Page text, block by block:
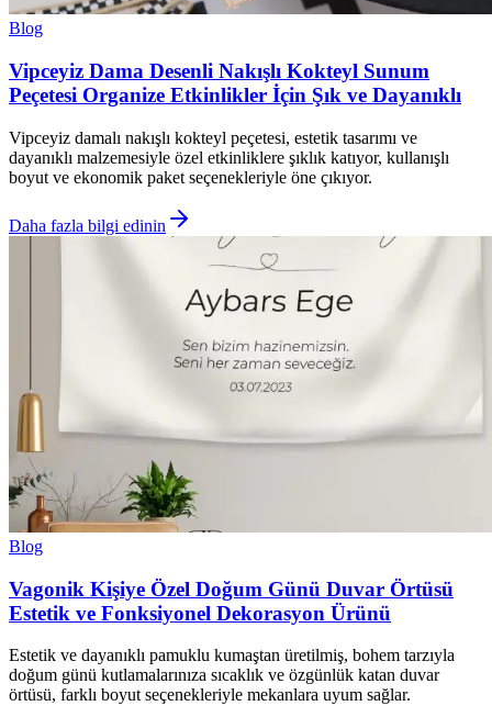
Blog
Vipceyiz Dama Desenli Nakışlı Kokteyl Sunum
Peçetesi Organize Etkinlikler İçin Şık ve Dayanıklı
Vipceyiz damalı nakışlı kokteyl peçetesi, estetik tasarımı ve
dayanıklı malzemesiyle özel etkinliklere şıklık katıyor, kullanışlı
boyut ve ekonomik paket seçenekleriyle öne çıkıyor.
Daha fazla bilgi edinin
Blog
Vagonik Kişiye Özel Doğum Günü Duvar Örtüsü
Estetik ve Fonksiyonel Dekorasyon Ürünü
Estetik ve dayanıklı pamuklu kumaştan üretilmiş, bohem tarzıyla
doğum günü kutlamalarınıza sıcaklık ve özgünlük katan duvar
örtüsü, farklı boyut seçenekleriyle mekanlara uyum sağlar.